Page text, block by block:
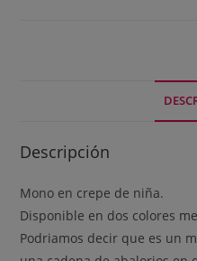
Descripción
Mono en crepe de niña.
Disponible en dos colores
Podriamos decir que es un